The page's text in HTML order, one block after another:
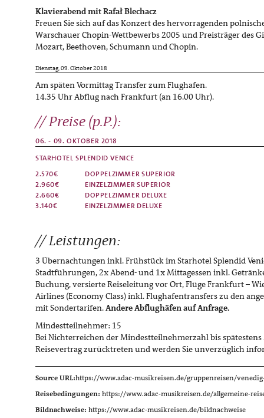
Klavierabend mit Rafał Blechacz
Freuen Sie sich auf das Konzert des hervorragenden
Warschauer Chopin-Wettbewerbs 2005 und Preisträger des
Mozart, Beethoven, Schumann und Chopin.
Dienstag, 09. Oktober 2018
Am späten Vormittag Transfer zum Flughafen.
14.35 Uhr Abflug nach Frankfurt (an 16.00 Uhr).
Preise (p.P.):
06. - 09. OKTOBER 2018
STARHOTEL SPLENDID VENICE
2.570€
DOPPELZIMMERSUPERIOR
2.960€
EINZELZIMMERSUPERIOR
2.660€
DOPPELZIMMER DELUXE
3.140€
EINZELZIMMER DELUXE
Leistungen:
3 Übernachtungen inkl. Frühstück im Starhotel Splendid
Stadtführungen, 2x Abend- und 1x Mittagessen inkl.
Buchung, versierte Reiseleitung vor Ort, Flüge Frankfurt –
Airlines (Economy Class) inkl. Flughafentransfers zu den
mit Sondertarifen.Andere Abflughäfen auf Anfrage.
Mindestteilnehmer: 15
Bei Nichterreichen der Mindestteilnehmerzahl bis
Reisevertrag zurücktreten und werden Sie unverzüglich
Source URL:https://www.adac-musikreisen.de/gruppenreisen/
Reisebedingungen: https://www.adac-musikreisen.de/allgemeine-
Bildnachweise: https://www.adac-musikreisen.de/bildnachweise